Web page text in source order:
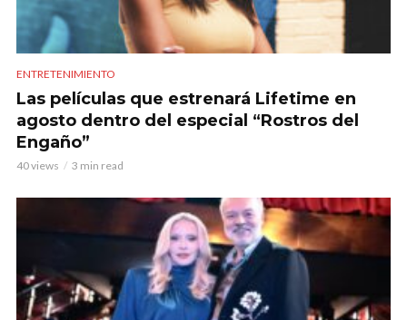
ENTRETENIMIENTO
Las películas que estrenará Lifetime en
agosto dentro del especial “Rostros del
Engaño”
40 views 3 min read